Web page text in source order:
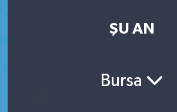
ŞU AN
Bursa